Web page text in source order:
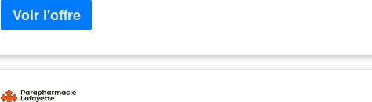
petits défauts (rayures, éclats jusqu'à 2 mm de profondeur) des murs et
en intérieur Tous supports : plâtre, plaques de plâtre cartonnées, mortier,
(glycéro, laque : ponçage obligatoire) Intérieur